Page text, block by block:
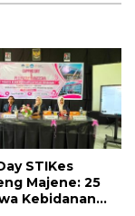
STIKes
Majene: 25
Kebidanan